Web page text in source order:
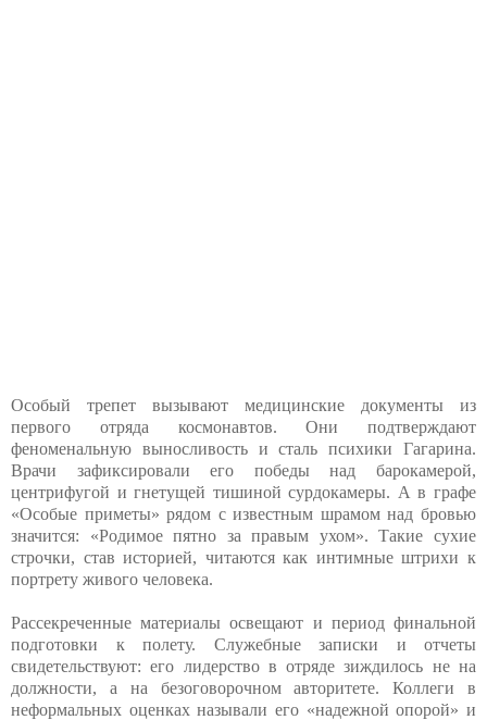
Особый трепет вызывают медицинские документы из
первого отряда космонавтов. Они подтверждают
феноменальную выносливость и сталь психики Гагарина.
Врачи зафиксировали его победы над барокамерой,
центрифугой и гнетущей тишиной сурдокамеры. А в графе
«Особые приметы» рядом с известным шрамом над бровью
значится: «Родимое пятно за правым ухом». Такие сухие
строчки, став историей, читаются как интимные штрихи к
портрету живого человека.
Рассекреченные материалы освещают и период финальной
подготовки к полету. Служебные записки и отчеты
свидетельствуют: его лидерство в отряде зиждилось не на
должности, а на безоговорочном авторитете. Коллеги в
неформальных оценках называли его «надежной опорой» и